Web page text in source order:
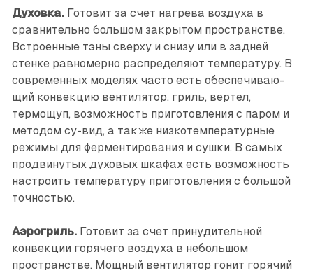
Духовка. Готовит за счет нагрева воздуха в
сравнительно большом закрытом пространстве.
Встроенные тэны сверху и снизу или в задней
стенке равномерно распределяют температуру. В
современных моделях часто есть обеспечиваю­
щий конвекцию вентилятор, гриль, вертел,
термощуп, возможность приготовления с паром и
методом су-вид, а также низкотемпературные
режимы для ферментирования и сушки. В самых
продвинутых духовых шкафах есть возможность
настроить температуру приготовления с большой
точностью.
Аэрогриль.Готовит за счет принудительной
конвекции горячего воздуха в небольшом
пространстве. Мощный вентилятор гонит горячий